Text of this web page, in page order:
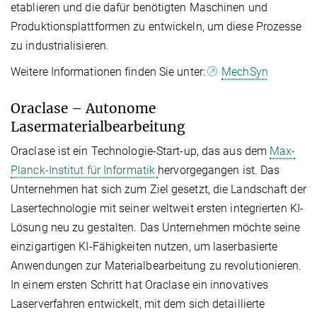
etablieren und die dafür benötigten Maschinen und
Produktionsplattformen zu entwickeln, um diese Prozesse
zu industrialisieren.
Weitere Informationen finden Sie unter:
MechSyn
Oraclase – Autonome
Lasermaterialbearbeitung
Oraclase ist ein Technologie-Start-up, das aus dem Max-
Planck-Institut für Informatik hervorgegangen ist. Das
Unternehmen hat sich zum Ziel gesetzt, die Landschaft der
Lasertechnologie mit seiner weltweit ersten integrierten KI-
Lösung neu zu gestalten. Das Unternehmen möchte seine
einzigartigen KI-Fähigkeiten nutzen, um laserbasierte
Anwendungen zur Materialbearbeitung zu revolutionieren.
In einem ersten Schritt hat Oraclase ein innovatives
Laserverfahren entwickelt, mit dem sich detaillierte